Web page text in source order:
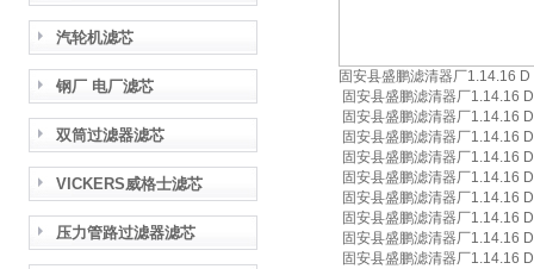
汽轮机滤芯
钢厂 电厂滤芯
双筒过滤器滤芯
VICKERS威格士滤芯
压力管路过滤器滤芯
固安县盛鹏滤清器厂1.14.16
固安县盛鹏滤清器厂1.14.16
固安县盛鹏滤清器厂1.14.16
固安县盛鹏滤清器厂1.14.16
固安县盛鹏滤清器厂1.14.16
固安县盛鹏滤清器厂1.14.16
固安县盛鹏滤清器厂1.14.16
固安县盛鹏滤清器厂1.14.16
固安县盛鹏滤清器厂1.14.16
固安县盛鹏滤清器厂1.14.16